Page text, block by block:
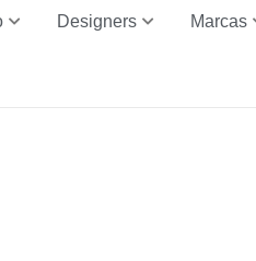
Designers Marcas